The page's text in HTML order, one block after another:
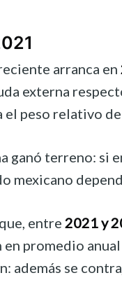
arranca en
externa
peso relativo
ganó terreno: si
mexicano
entre 2021 y
promedio anual
además se